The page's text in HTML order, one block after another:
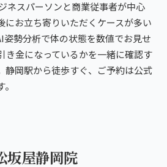
ネスパーソンと商業従事者が中心
にお立ち寄りいただくケースが多い
姿勢分析で体の状態を数値でお見せ
き金になっているかを一緒に確認す
静岡駅から徒歩すぐ、ご予約は公式
坂屋静岡院